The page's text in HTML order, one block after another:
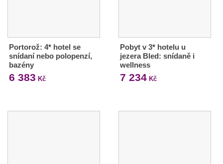
Portorož: 4* hotel se
snídaní nebo polopenzí,
bazény
6 383 Kč
Pobyt v 3* hotelu u
jezera Bled: snídaně i
wellness
7 234Kč